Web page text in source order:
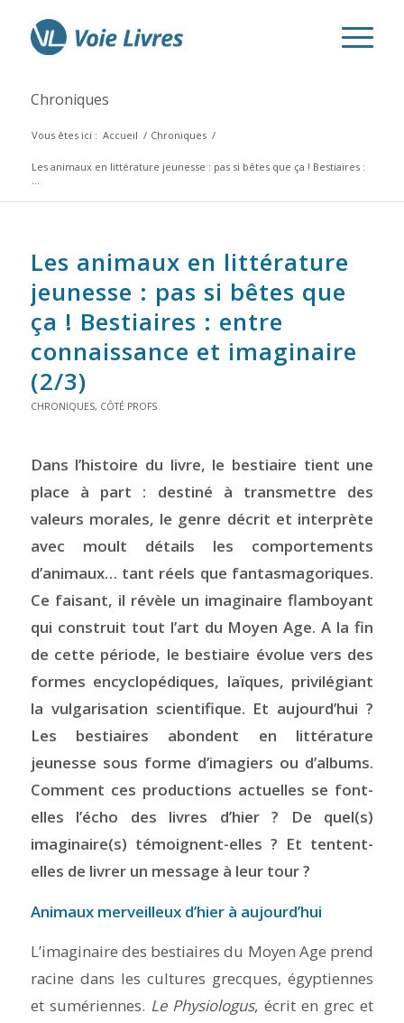
Chroniques
Vous êtes ici : Accueil / Chroniques /
Les animaux en littérature jeunesse : pas si bêtes que ça ! Bestiaires :
...
Les animaux en littérature
jeunesse : pas si bêtes que
ça ! Bestiaires : entre
connaissance et imaginaire
(2/3)
CHRONIQUES, CÔTÉ PROFS
Dans l’histoire du livre, le bestiaire tient une
place à part : destiné à transmettre des
valeurs morales, le genre décrit et interprète
avec moult détails les comportements
d’animaux… tant réels que fantasmagoriques.
Ce faisant, il révèle un imaginaire flamboyant
qui construit tout l’art du Moyen Age. A la fin
de cette période, le bestiaire évolue vers des
formes encyclopédiques, laïques, privilégiant
la vulgarisation scientifique. Et aujourd’hui ?
Les bestiaires abondent en littérature
jeunesse sous forme d’imagiers ou d’albums.
Comment ces productions actuelles se font-
elles l’écho des livres d’hier ? De quel(s)
imaginaire(s) témoignent-elles ? Et tentent-
elles de livrer un message à leur tour ?
Animaux merveilleux d’hier à aujourd’hui
L’imaginaire des bestiaires du Moyen Age prend
racine dans les cultures grecques, égyptiennes
et sumériennes. Le Physiologus, écrit en grec et